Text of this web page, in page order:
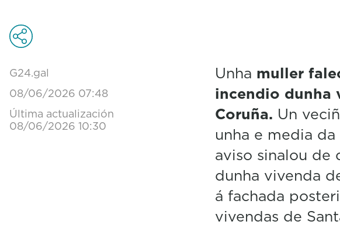
G24.gal
08/06/2026 07:48
Última actualización
08/06/2026 10:30
Unha muller
incendio dunha
Coruña. Un
unha e media
aviso sinalou de
dunha vivenda
á fachada
vivendas de